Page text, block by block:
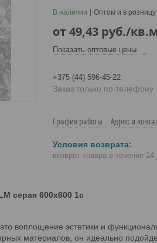
В наличии Оптом и в розницу
от49,43 руб./
Показать оптовые цены
+375 (44) 596-45-22
Заказ только по телефону
График работы Адрес и
возврат товара в течение 14
серая 600х600 1с
воплощение эстетики и
материалов, он идеально